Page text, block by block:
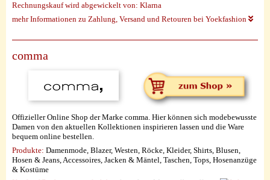
Rechnungskauf wird abgewickelt von: Klarna
mehr Informationen zu Zahlung, Versand und Retouren bei Yoekfashion
comma
Offizieller Online Shop der Marke comma. Hier können sich modebewusste
Damen von den aktuellen Kollektionen inspirieren lassen und die Ware
bequem online bestellen.
Produkte: Damenmode, Blazer, Westen, Röcke, Kleider, Shirts, Blusen,
Hosen & Jeans, Accessoires, Jacken & Mäntel, Taschen, Tops, Hosenanzüge
& Kostüme